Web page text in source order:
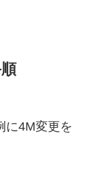
に4M変更を